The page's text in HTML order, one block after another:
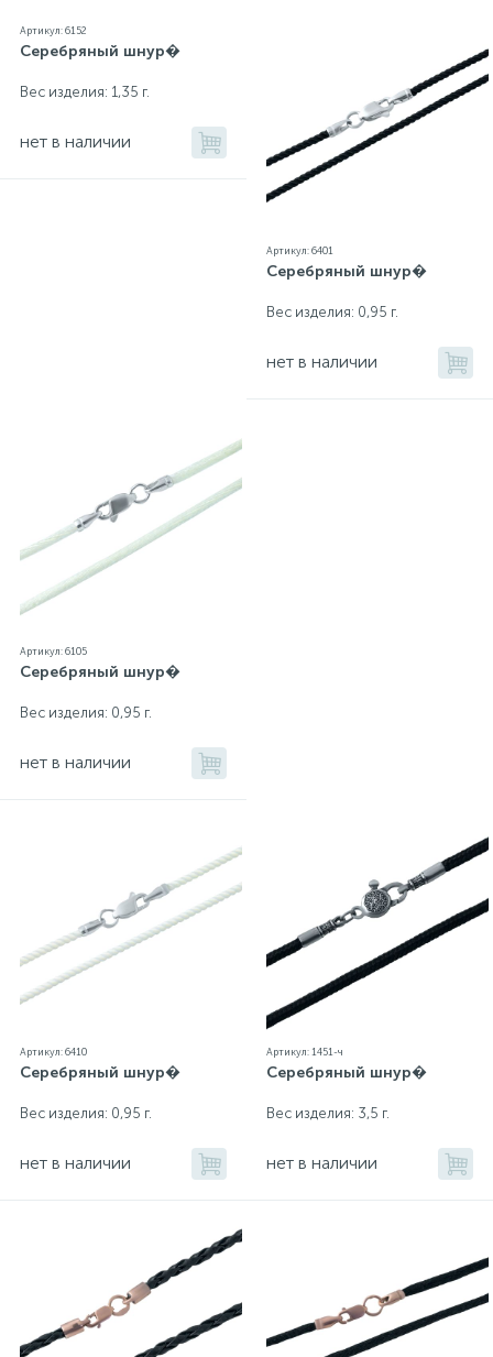
Артикул: 6152
Серебряный шнур�
Вес изделия: 1,35 г.
нет в наличии
Артикул: 6401
Серебряный шнур�
Вес изделия: 0,95 г.
нет в наличии
Артикул: 6105
Серебряный шнур�
Вес изделия: 0,95 г.
нет в наличии
Артикул: 6410
Серебряный шнур�
Вес изделия: 0,95 г.
нет в наличии
Артикул: 1451-ч
Серебряный шнур�
Вес изделия: 3,5 г.
нет в наличии